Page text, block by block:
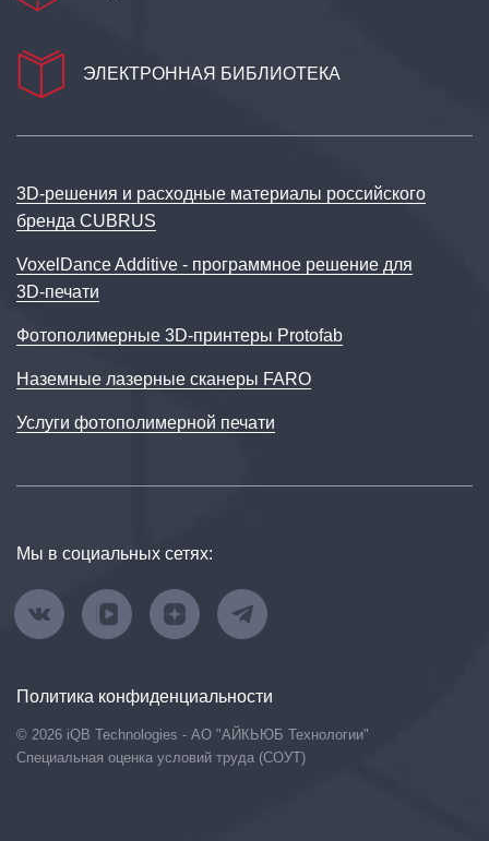
ЭЛЕКТРОННАЯ БИБЛИОТЕКА
3D‑решения и расходные материалы российского
бренда CUBRUS
VoxelDance Additive - программное решение для
3D‑печати
Фотополимерные 3D-принтеры Protofab
Наземные лазерные сканеры FARO
Услуги фотополимерной печати
Мы в социальных сетях:
Политика конфиденциальности
© 2026 iQB Technologies - АО "АЙКЬЮБ Технологии"
Специальная оценка условий труда (СОУТ)